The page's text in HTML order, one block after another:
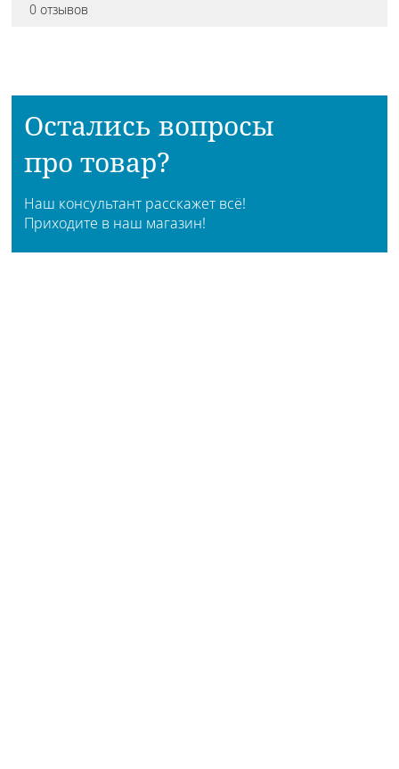
0 отзывов
Остались вопросы
про товар?
Наш консультант расскажет всё!
Приходите в наш магазин!